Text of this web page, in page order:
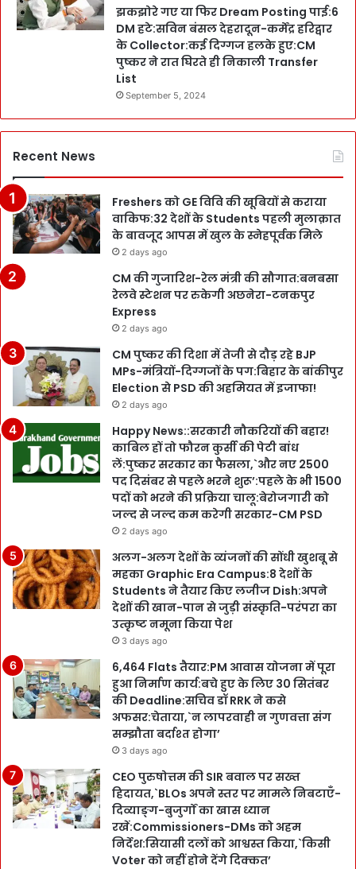
झकझोरे गए या फिर Dream Posting पाई:6
DM हटे:सविन बंसल देहरादून-कर्मेंद्र हरिद्वार
के Collector:कई दिग्गज हलके हुए:CM
पुष्कर ने रात घिरते ही निकाली Transfer
List
September 5, 2024
Recent News
Freshers को GE विवि की खूबियों से कराया
वाकिफ:32 देशों के Students पहली मुलाक़ात
के बावजूद आपस में खुल के स्नेहपूर्वक मिले
2 days ago
CM की गुजारिश-रेल मंत्री की सौगात:बनबसा
रेलवे स्टेशन पर रुकेगी अछनेरा-टनकपुर
Express
2 days ago
CM पुष्कर की दिशा में तेजी से दौड़ रहे BJP
MPs-मंत्रियों-दिग्गजों के पग:बिहार के बांकीपुर
Election से PSD की अहमियत में इजाफा!
2 days ago
Happy News::सरकारी नौकरियों की बहार!
काबिल हों तो फौरन कुर्सी की पेटी बांध
लें:पुष्कर सरकार का फैसला,`और नए 2500
पद दिसंबर से पहले भरने शुरू’:पहले के भी 1500
पदों को भरने की प्रक्रिया चालू:बेरोजगारी को
जल्द से जल्द कम करेगी सरकार-CM PSD
2 days ago
अलग-अलग देशों के व्यंजनों की सोंधी खुशबू से
महका Graphic Era Campus:8 देशों के
Students ने तैयार किए लजीज Dish:अपने
देशों की खान-पान से जुड़ी संस्कृति-परंपरा का
उत्कृष्ट नमूना किया पेश
3 days ago
6,464 Flats तैयार:PM आवास योजना में पूरा
हुआ निर्माण कार्य:बचे हुए के लिए 30 सितंबर
की Deadline:सचिव डॉ RRK ने कसे
अफसर:चेताया,`न लापरवाही न गुणवत्ता संग
सम्झौता बर्दाश्त होगा’
3 days ago
CEO पुरुषोत्तम की SIR बवाल पर सख्त
हिदायत,`BLOs अपने स्तर पर मामले निबटाएँ-
दिव्याङ्ग-बुजुर्गों का खास ध्यान
रखें:Commissioners-DMs को अहम
निर्देश:सियासी दलों को आश्वस्त किया,`किसी
Voter को नहीं होने देंगे दिक्कत’